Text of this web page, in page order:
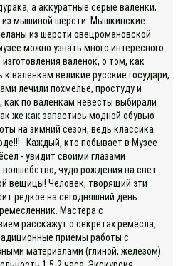
а аккуратные серые валенки,
из мышиной шерсти. Мышкинские
из шерсти овецромановской
можно узнать много интересного
валенок, о том, как
к валенкам великие русские государи,
лечили похмелье, простуду и
как по валенкам невесты выбирали
же как запастись модной обувью
на зимний сезон, ведь классика
Каждый, кто побывает в Музее
- увидит своими глазами
чудо рождения на свет
вещицы! Человек, творящий эти
редкое на сегодняшний день
Мастера с
расскажут о секретах ремесла,
приемы работы с
материалами (глиной, железом).